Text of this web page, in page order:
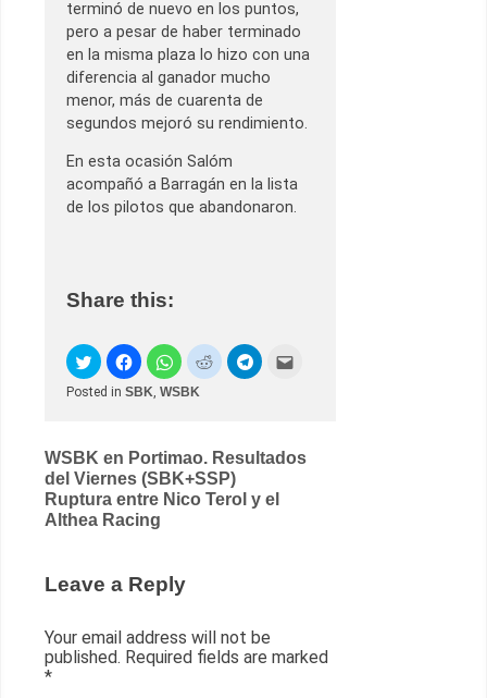
terminó de nuevo en los puntos,
pero a pesar de haber terminado
en la misma plaza lo hizo con una
diferencia al ganador mucho
menor, más de cuarenta de
segundos mejoró su rendimiento.
En esta ocasión Salóm
acompañó a Barragán en la lista
de los pilotos que abandonaron.
Share this:
Posted in SBK, WSBK
Post
navigation
WSBK en Portimao. Resultados
del Viernes (SBK+SSP)
Ruptura entre Nico Terol y el
Althea Racing
Leave a Reply
Your email address will not be
published. Required fields are marked
*